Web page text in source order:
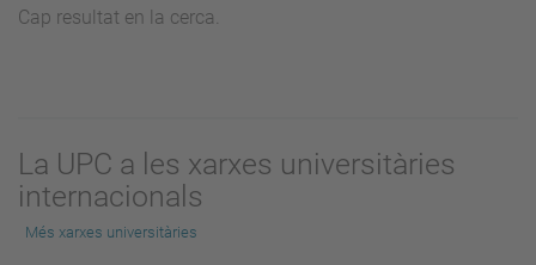
Cap resultat en la cerca.
La UPC a les xarxes universitàries
internacionals
Més xarxes universitàries